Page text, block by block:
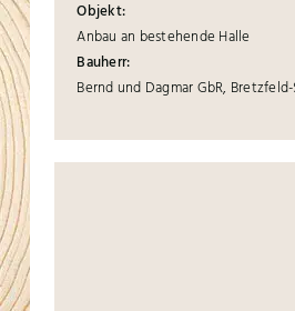
Objekt:
Anbau an bestehende Halle
Bauherr:
Bernd und Dagmar GbR,